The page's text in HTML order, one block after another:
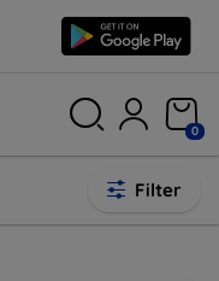
0
Filter